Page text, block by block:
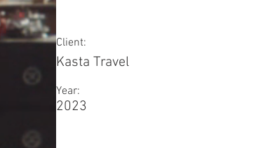
Client:
Kasta Travel
Year:
2023